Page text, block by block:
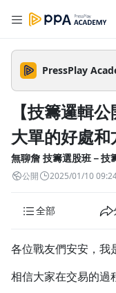
🌞 PPA 避暑
2% 點數回饋！
進修 限時開跑
即日起 - 8/13（
無上限🔥購買
$5,000 回饋 2%
入好友👉 享有
2 天前
PressPlay
【技籌邏輯
大單的好處和
無聊詹 技籌選股班－技
公開 2025/01/10
全部
各位戰友們安安，我
相信大家在交易的過
--:--
追蹤列
清除全部